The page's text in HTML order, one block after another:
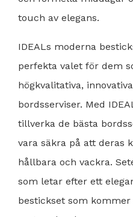
touch av elegans.
IDEALs moderna
perfekta valet för dem
högkvalitativa,
bordsserviser. Med
tillverka de bästa
vara säkra på att deras
hållbara och vackra.
som letar efter ett
bestickset som